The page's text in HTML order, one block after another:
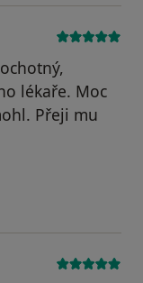
lékaře. Moc
Přeji mu